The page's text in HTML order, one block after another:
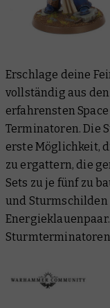
Erschlage deine
vollständig aus
erfahrensten
Terminatoren. Die
erste Möglichkeit,
zu ergattern, die
Sets zu je fünf zu
und